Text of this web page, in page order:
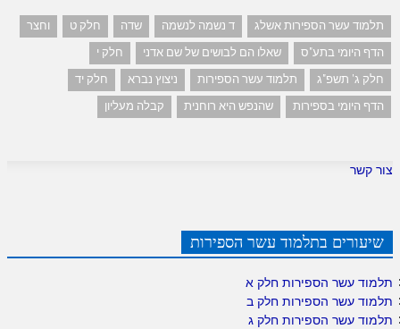
תלמוד עשר הספירות אשלג ד נשמה לנשמה שדה חלק ט
וחצר
הדף היומי בתע"ס
שאלו הם לבושים של שם אדני
חלק י
חלק ג' תשפ"ג
תלמוד עשר הספירות ניצוץ נברא
חלק יד
הדף היומי בספירות
שהנפש היא רוחנית קבלה מעליון
צור קשר
שיעורים בתלמוד עשר הספירות
תלמוד עשר הספירות חלק א
תלמוד עשר הספירות חלק ב
תלמוד עשר הספירות חלק ג